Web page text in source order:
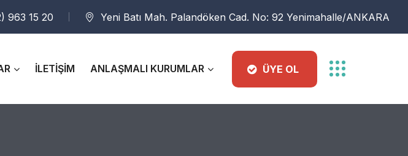
963 15 20 Yeni Batı Mah. Palandöken Cad. No: 92 Yenimahalle/ANKARA
İLETİŞİM ANLAŞMALI KURUMLAR ÜYE OL